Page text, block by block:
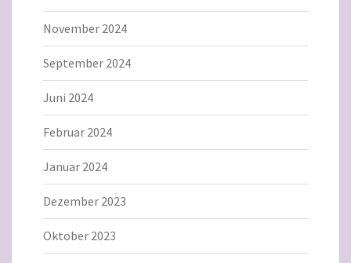
November 2024
September 2024
Juni 2024
Februar 2024
Januar 2024
Dezember 2023
Oktober 2023